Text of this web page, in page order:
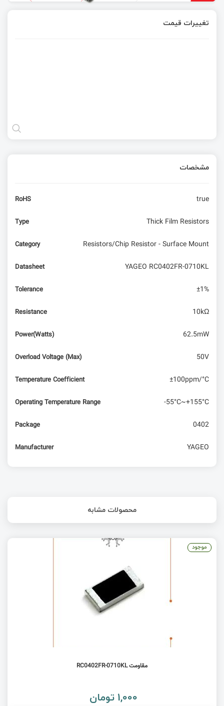
تغییرات قیمت
مشخصات
RoHS true
Type Thick Film Resistors
Category Resistors/Chip Resistor - Surface Mount
Datasheet YAGEO RC0402FR-0710KL
Tolerance ±1%
Resistance 10kΩ
Power(Watts) 62.5mW
Overload Voltage (Max) 50V
Temperature Coefficient ±100ppm/°C
Operating Temperature Range -55°C~+155°C
Package 0402
Manufacturer YAGEO
محصولات مشابه
مقاومت RC0402FR-0710KL
1,000 تومان
موجود